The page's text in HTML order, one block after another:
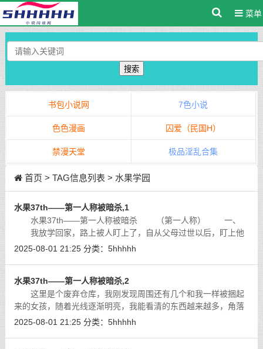
菜单
搜索
书包小说网 7色小说
色色漫画 囚爱（民国H）
禁漫天堂 极品淫乱合集
首页 > TAG信息列表 > 水果学园
水果37th——第一人称被暗杀,1
水果37th——第一人称被暗杀 （第一人称） 一、
我放学回家，路上被人盯上了，自从父母过世以后，盯上他
们遗产的人不少，希望我死的人不少，哪怕我只是个12岁女孩也
2025-08-01 21:25 分类： 5hhhhh
水果37th——第一人称被暗杀,2
这里是个废弃仓库，我刚发现周围还有几个和我一样被捆起
来的女孩，随着光线逐渐明亮，我能看清的东西越来越多，角落
里有个趴着的女孩，和我一样被捆着，逐渐我发现那是一具尸
2025-08-01 21:25 分类： 5hhhhh